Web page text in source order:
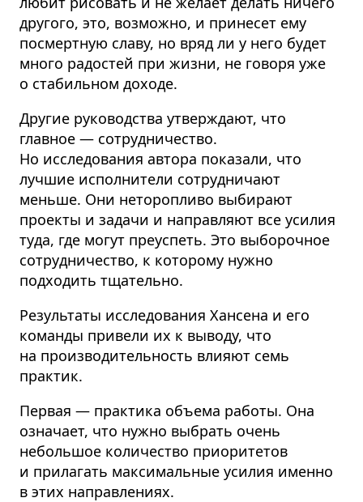
другого, это, возможно, и принесет ему
посмертную славу, но вряд ли у него будет
много радостей при жизни, не говоря уже
о стабильном доходе.
Другие руководства утверждают, что
главное — сотрудничество.
Но исследования автора показали, что
лучшие исполнители сотрудничают
меньше. Они неторопливо выбирают
проекты и задачи и направляют все усилия
туда, где могут преуспеть. Это выборочное
сотрудничество, к которому нужно
подходить тщательно.
Результаты исследования Хансена и его
команды привели их к выводу, что
на производительность влияют семь
практик.
Первая — практика объема работы. Она
означает, что нужно выбрать очень
небольшое количество приоритетов
и прилагать максимальные усилия именно
в этих направлениях.